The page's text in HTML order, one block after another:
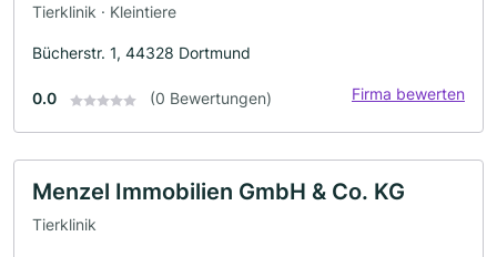
Tierklinik · Kleintiere
Bücherstr. 1, 44328 Dortmund
0.0 (0 Bewertungen) Firma bewerten
Menzel Immobilien GmbH & Co. KG
Tierklinik